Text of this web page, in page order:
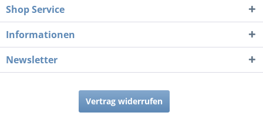
Shop Service
Informationen
Newsletter
Vertrag widerrufen